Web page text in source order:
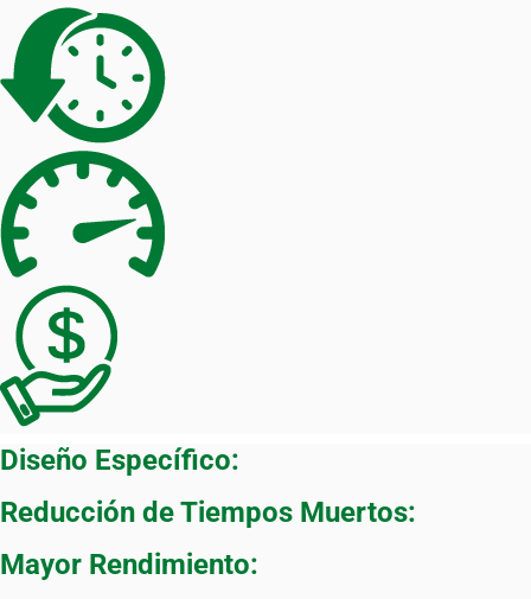
Diseño Específico:
Reducción de Tiempos Muertos:
Mayor Rendimiento: